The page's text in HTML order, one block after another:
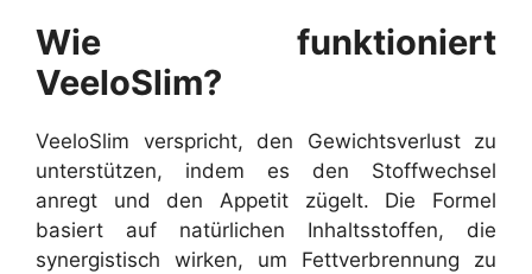
Wie funktioniert
VeeloSlim?
VeeloSlim verspricht, den Gewichtsverlust zu
unterstützen, indem es den Stoffwechsel
anregt und den Appetit zügelt. Die Formel
basiert auf natürlichen Inhaltsstoffen, die
synergistisch wirken, um Fettverbrennung zu